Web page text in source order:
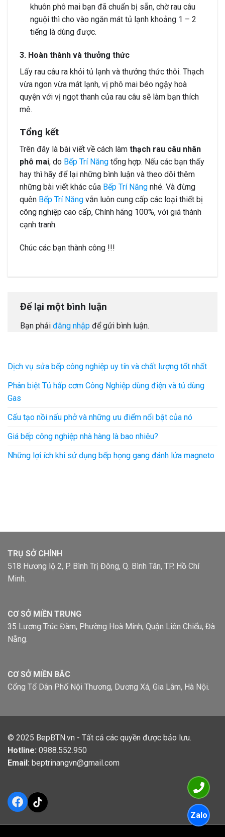
khuôn phô mai bạn đã chuẩn bị sẵn, chờ rau câu
nguội thì cho vào ngăn mát tủ lạnh khoảng 1 – 2
tiếng là dùng được.
3. Hoàn thành và thưởng thức
Lấy rau câu ra khỏi tủ lạnh và thưởng thức thôi. Thạch
vừa ngon vừa mát lạnh, vị phô mai béo ngậy hoà
quyện với vị ngọt thanh của rau câu sẽ làm bạn thích
mê.
Tổng kết
Trên đây là bài viết về cách làm thạch rau câu nhân
phô mai, do Bếp Trí Năng tổng hợp. Nếu các bạn thấy
hay thì hãy để lại những bình luận và theo dõi thêm
những bài viết khác của Bếp Trí Năng nhé. Và đừng
quên Bếp Trí Năng vẫn luôn cung cấp các loại thiết bị
công nghiệp cao cấp, Chính hãng 100%, với giá thành
cạnh tranh.
Chúc các bạn thành công !!!
Để lại một bình luận
Bạn phải đăng nhập để gửi bình luận.
Dịch vụ sửa bếp công nghiệp uy tín và chất lượng tốt nhất
Phân biệt Tủ hấp cơm Công Nghiệp dùng điện và tủ dùng
Gas
Cấu tạo nồi nấu phở và những ưu điểm nổi bật của nó
Giá bếp công nghiệp nhà hàng là bao nhiêu?
Những lợi ích khi sử dụng bếp họng gang đánh lửa magneto
TRỤ SỞ CHÍNH
518 Hương lộ 2, P. Bình Trị Đông, Q. Bình Tân, TP. Hồ Chí
Minh.
CƠ SỞ MIỀN TRUNG
35 Lương Trúc Đàm, Phường Hoà Minh, Quận Liên Chiểu, Đà
Nẵng.
CƠ SỞ MIỀN BĂC
Cổng Tổ Dân Phố Nội Thương, Dương Xá, Gia Lâm, Hà Nội.
© 2025 BepBTN.vn - Tất cả các quyền được bảo lưu.
Hotline: 0988.552.950
Email: beptrinangvn@gmail.com
Facebook
TikTok
Zalo